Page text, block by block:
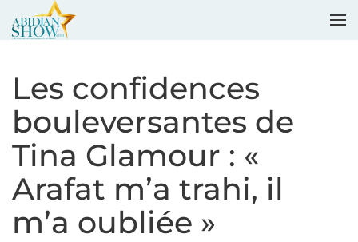
Les confidences
bouleversantes de
Tina Glamour : «
Arafat m’a trahi, il
m’a oubliée »